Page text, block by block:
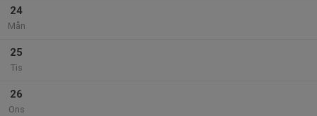
24
Mån
25
Tis
26
Ons